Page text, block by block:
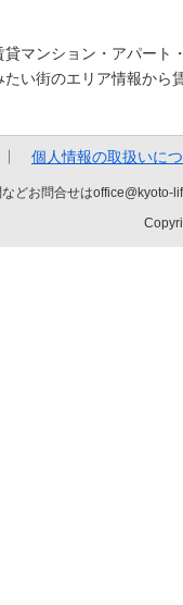
貸マンション・アパート
たい街のエリア情報から
個人情報の取扱いに
どお問合せは